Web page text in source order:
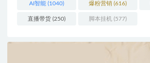
AI智能 (1040) 爆粉营销 (616)
直播带货 (250) 脚本挂机 (577)